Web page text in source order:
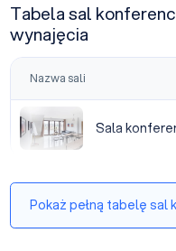
Tabela sal
wynajęcia
Nazwa sali
Sala konferencyjna
Sala
Pokaż pełną tabelę sal